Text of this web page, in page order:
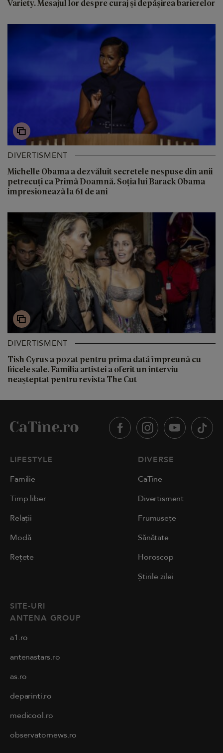
Variety. Mesajul lor despre curaj și depășirea barierelor
DIVERTISMENT
Michelle Obama a dezvăluit secretele nespuse din anii
petrecuți ca Primă Doamnă. Soția lui Barack Obama
impresionează la 61 de ani
DIVERTISMENT
Tish Cyrus a pozat pentru prima dată împreună cu
fiicele sale. Familia artistei a oferit un interviu
neașteptat pentru revista The Cut
LIFESTYLE
Familie
Timp liber
Relații
Modă
Rețete
DIVERSE
CaTine
Divertisment
Frumusețe
Sănătate
Horoscop
Știrile zilei
SITE-URI
ANTENA GROUP
a1.ro
antenastars.ro
as.ro
deparinti.ro
medicool.ro
observatornews.ro